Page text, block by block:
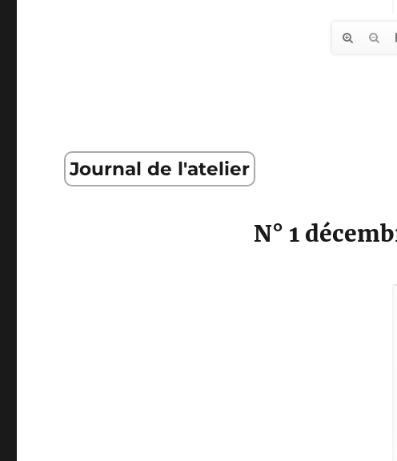
Journal de l'atelier
N° 1